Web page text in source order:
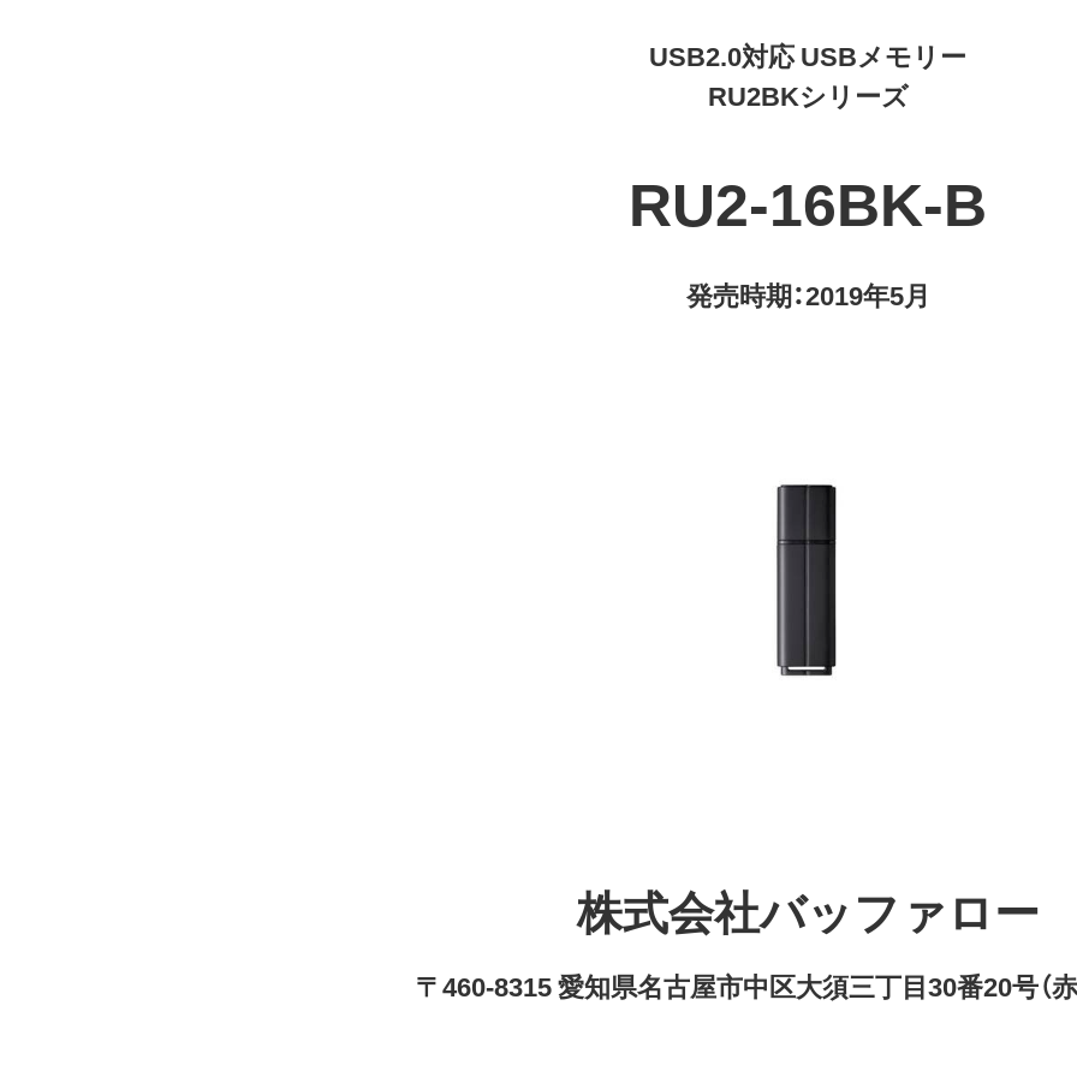
USB2.0対応 USBメモリー
RU2BKシリーズ
RU2-16BK-B
発売時期：2019年5月
株式会社バッファロー
〒460-8315 愛知県名古屋市中区大須三丁目30番20号（